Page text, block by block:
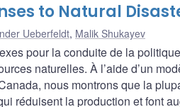
to Natural
Ueberfeldt, Malik Shukayev
pour la conduite de la politique
naturelles. À l’aide d’un
nous montrons que la
réduisent la production et font